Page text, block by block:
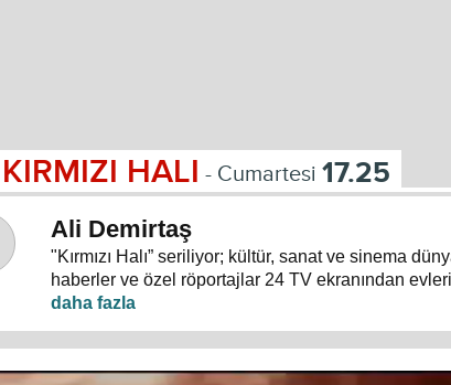
KIRMIZI HALI - Cumartesi 17.25
Ali Demirtaş
"Kırmızı Halı” seriliyor; kültür, sanat ve sinema
haberler ve özel röportajlar 24 TV ekranından